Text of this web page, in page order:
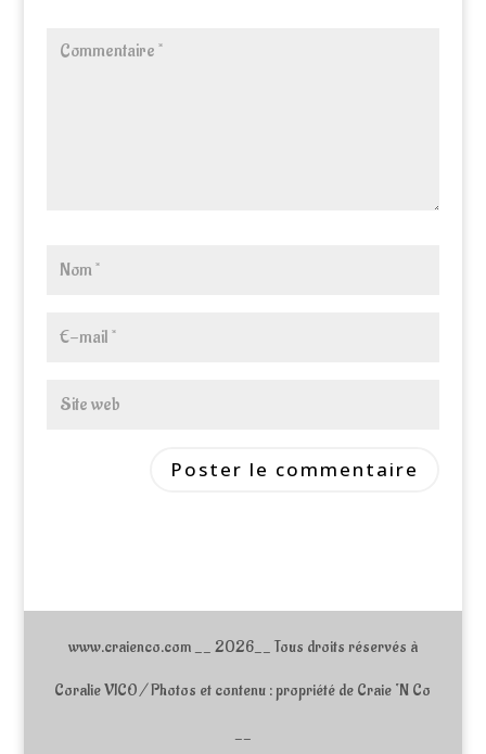
www.craienco.com __ 2026__ Tous droits réservés à
Coralie VICO / Photos et contenu : propriété de Craie ‘N Co
__